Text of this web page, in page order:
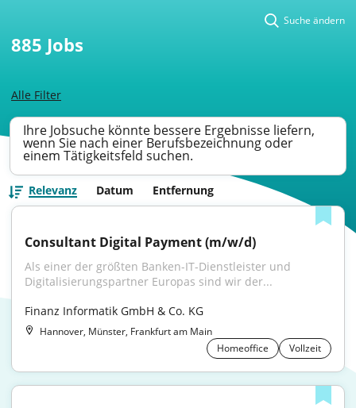
Alle Filter
Suche ändern
885 Jobs
Ihre Jobsuche könnte bessere Ergebnisse liefern,
wenn Sie nach einer Berufsbezeichnung oder
einem Tätigkeitsfeld suchen.
Relevanz Datum Entfernung
Consultant Digital Payment (m/w/d)
Als einer der größten Banken-IT-Dienstleister und
Digitalisierungspartner Europas sind wir der...
Finanz Informatik GmbH & Co. KG
Hannover, Münster, Frankfurt am Main
Homeoffice
Vollzeit